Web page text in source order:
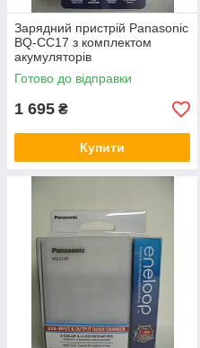
Зарядний пристрій Panasonic
BQ-CC17 з комплектом
акумуляторів
Готово до відправки
1 695 ₴
Купити